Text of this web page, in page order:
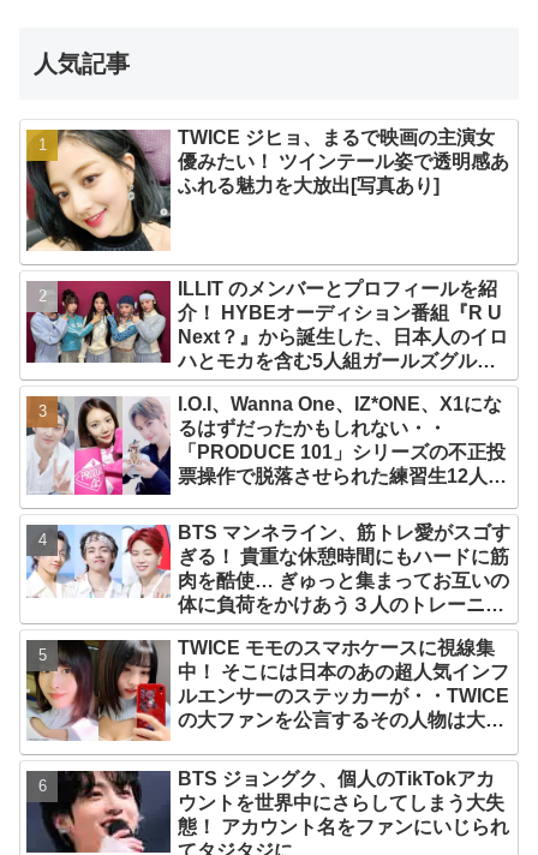
人気記事
TWICE ジヒョ、まるで映画の主演女
優みたい！ ツインテール姿で透明感あ
ふれる魅力を大放出[写真あり]
ILLIT のメンバーとプロフィールを紹
介！ HYBEオーディション番組『R U
Next？』から誕生した、日本人のイロ
ハとモカを含む5人組ガールズグルー
プ！ デビュー曲「Magnetic」がいき
なりの大ヒット
I.O.I、Wanna One、IZ*ONE、X1にな
るはずだったかもしれない・・
「PRODUCE 101」シリーズの不正投
票操作で脱落させられた練習生12人の
BTS マンネライン、筋トレ愛がスゴす
ぎる！ 貴重な休憩時間にもハードに筋
肉を酷使… ぎゅっと集まってお互いの
体に負荷をかけあう３人のトレーニン
グ風景がかわいすぎるとファンくぎづ
け
TWICE モモのスマホケースに視線集
中！ そこには日本のあの超人気インフ
ルエンサーのステッカーが・・TWICE
の大ファンを公言するその人物は大よ
と話題沸騰
BTS ジョングク、個人のTikTokアカ
ウントを世界中にさらしてしまう大失
態！ アカウント名をファンにいじられ